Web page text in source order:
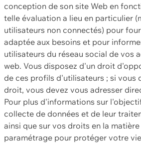
conception de son site Web en
telle évaluation a lieu en particulier
utilisateurs non connectés) pour
adaptée aux besoins et pour
utilisateurs du réseau social de vos
web. Vous disposez d'un droit
de ces profils d'utilisateurs ; si vous
droit, vous devez vous adresser
Pour plus d'informations sur
collecte de données et de leur
ainsi que sur vos droits en la
paramétrage pour protéger votre